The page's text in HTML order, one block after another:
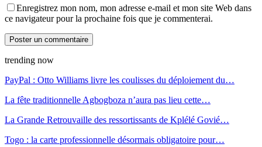
Enregistrez mon nom, mon adresse e-mail et mon site Web dans
ce navigateur pour la prochaine fois que je commenterai.
trending now
PayPal : Otto Williams livre les coulisses du déploiement du…
La fête traditionnelle Agbogboza n’aura pas lieu cette…
La Grande Retrouvaille des ressortissants de Kplélé Govié…
Togo : la carte professionnelle désormais obligatoire pour…